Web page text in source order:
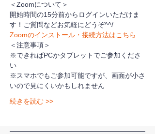
＜Zoomについて＞
開始時間の15分前からログインいただけま
す！ご質問などお気軽にどうぞ^^/
Zoomのインストール・接続方法はこちら
＜注意事項＞
※できればPCかタブレットでご参加くださ
い
※スマホでもご参加可能ですが、画面が小さ
いので見にくいかもしれません
続きを読む >>